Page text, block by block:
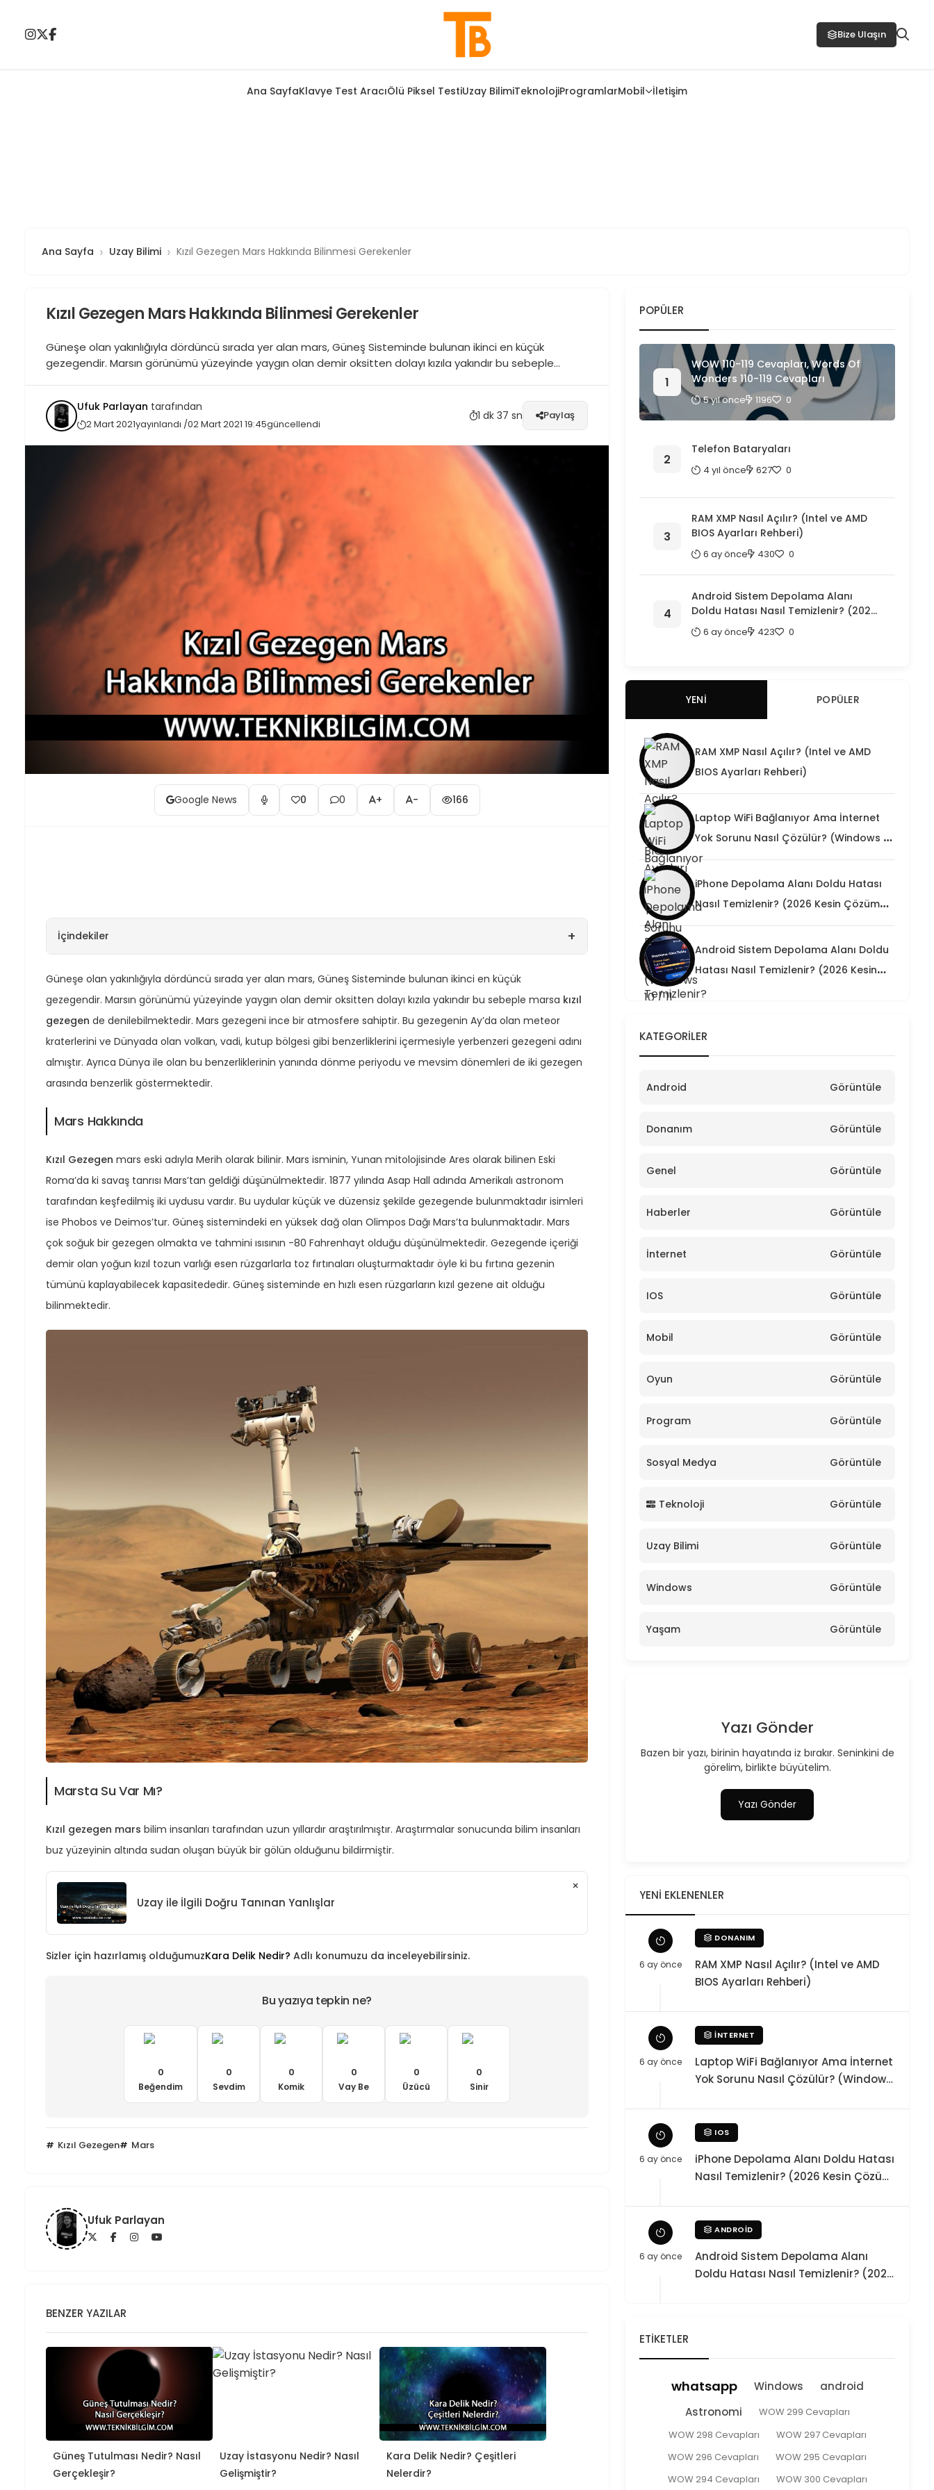
Bize Ulaşın
Ana SayfaKlavye Test AracıÖlü Piksel TestiUzay BilimiTeknolojiProgramlarMobil İletişim
Ana Sayfa Uzay Bilimi Kızıl Gezegen Mars Hakkında Bilinmesi Gerekenler
Kızıl Gezegen Mars Hakkında Bilinmesi Gerekenler
Güneşe olan yakınlığıyla dördüncü sırada yer alan mars, Güneş Sisteminde bulunan ikinci en küçük
gezegendir. Marsın görünümü yüzeyinde yaygın olan demir oksitten dolayı kızıla yakındır bu sebeple
Ufuk Parlayan tarafından
2 Mart 2021yayınlandı /02 Mart 2021 19:45güncellendi
1 dk 37 sn Paylaş
Google News 0 0 + - 166
İçindekiler +
Güneşe olan yakınlığıyla dördüncü sırada yer alan mars, Güneş Sisteminde bulunan ikinci en küçük
gezegendir. Marsın görünümü yüzeyinde yaygın olan demir oksitten dolayı kızıla yakındır bu sebeple marsa kızıl
gezegen de denilebilmektedir. Mars gezegeni ince bir atmosfere sahiptir. Bu gezegenin Ay’da olan meteor
kraterlerini ve Dünyada olan volkan, vadi, kutup bölgesi gibi benzerliklerini içermesiyle yerbenzeri gezegeni adını
almıştır. Ayrıca Dünya ile olan bu benzerliklerinin yanında dönme periyodu ve mevsim dönemleri de iki gezegen
arasında benzerlik göstermektedir.
Mars Hakkında
Kızıl Gezegen mars eski adıyla Merih olarak bilinir. Mars isminin, Yunan mitolojisinde Ares olarak bilinen Eski
Roma’da ki savaş tanrısı Mars’tan geldiği düşünülmektedir. 1877 yılında Asap Hall adında Amerikalı astronom
tarafından keşfedilmiş iki uydusu vardır. Bu uydular küçük ve düzensiz şekilde gezegende bulunmaktadır isimleri
ise Phobos ve Deimos’tur. Güneş sistemindeki en yüksek dağ olan Olimpos Dağı Mars’ta bulunmaktadır. Mars
çok soğuk bir gezegen olmakta ve tahmini ısısının -80 Fahrenhayt olduğu düşünülmektedir. Gezegende içeriği
demir olan yoğun kızıl tozun varlığı esen rüzgarlarla toz fırtınaları oluşturmaktadır öyle ki bu fırtına gezenin
tümünü kaplayabilecek kapasitededir. Güneş sisteminde en hızlı esen rüzgarların kızıl gezene ait olduğu
bilinmektedir.
Marsta Su Var Mı?
Kızıl gezegen mars bilim insanları tarafından uzun yıllardır araştırılmıştır. Araştırmalar sonucunda bilim insanları
buz yüzeyinin altında sudan oluşan büyük bir gölün olduğunu bildirmiştir.
Uzay ile İlgili Doğru Tanınan Yanlışlar
×
Sizler için hazırlamış olduğumuzKara Delik Nedir? Adlı konumuzu da inceleyebilirsiniz.
Bu yazıya tepkin ne?
0
Beğendim
0
Sevdim
0
Komik
0
Vay Be
0
Üzücü
0
Sinir
Kızıl Gezegen Mars
Ufuk Parlayan
BENZER YAZILAR
Güneş Tutulması Nedir? Nasıl
Gerçekleşir?
Uzay İstasyonu Nedir? Nasıl
Gelişmiştir?
Kara Delik Nedir? Çeşitleri
Nelerdir?
POPÜLER
WOW 110-119 Cevapları, Words Of
Wonders 110-119 Cevapları
5 yıl önce 1196 0
Telefon Bataryaları
4 yıl önce 627 0
RAM XMP Nasıl Açılır? (Intel ve AMD
BIOS Ayarları Rehberi)
6 ay önce 430 0
Android Sistem Depolama Alanı
Doldu Hatası Nasıl Temizlenir? (2026
Kesin Çözüm)
6 ay önce 423 0
YENI POPÜLER
RAM XMP Nasıl Açılır? (Intel ve AMD
BIOS Ayarları Rehberi)
Laptop WiFi Bağlanıyor Ama İnternet
Yok Sorunu Nasıl Çözülür? (Windows 10
/ 11 Kesin Teknik Rehber)
iPhone Depolama Alanı Doldu Hatası
Nasıl Temizlenir? (2026 Kesin Çözüm
Rehberi)
Android Sistem Depolama Alanı Doldu
Hatası Nasıl Temizlenir? (2026 Kesin
Çözüm)
KATEGORILER
Android Görüntüle
Donanım Görüntüle
Genel Görüntüle
Haberler Görüntüle
İnternet Görüntüle
IOS Görüntüle
Mobil Görüntüle
Oyun Görüntüle
Program Görüntüle
Sosyal Medya Görüntüle
Teknoloji Görüntüle
Uzay Bilimi Görüntüle
Windows Görüntüle
Yaşam Görüntüle
Yazı Gönder
Bazen bir yazı, birinin hayatında iz bırakır. Seninkini de
görelim, birlikte büyütelim.
Yazı Gönder
YENI EKLENENLER
6 ay önce
DONANIM
RAM XMP Nasıl Açılır? (Intel ve AMD
BIOS Ayarları Rehberi)
6 ay önce
İNTERNET
Laptop WiFi Bağlanıyor Ama İnternet
Yok Sorunu Nasıl Çözülür? (Windows
6 ay önce
IOS
iPhone Depolama Alanı Doldu Hatası
Nasıl Temizlenir? (2026 Kesin Çözüm
6 ay önce
ANDROID
Android Sistem Depolama Alanı
Doldu Hatası Nasıl Temizlenir? (2026
ETIKETLER
whatsapp Windows
android
Astronomi
WOW 299 Cevapları
WOW 298 Cevapları
WOW 297 Cevapları
WOW 296 Cevapları
WOW 295 Cevapları
WOW 294 Cevapları
WOW 300 Cevapları